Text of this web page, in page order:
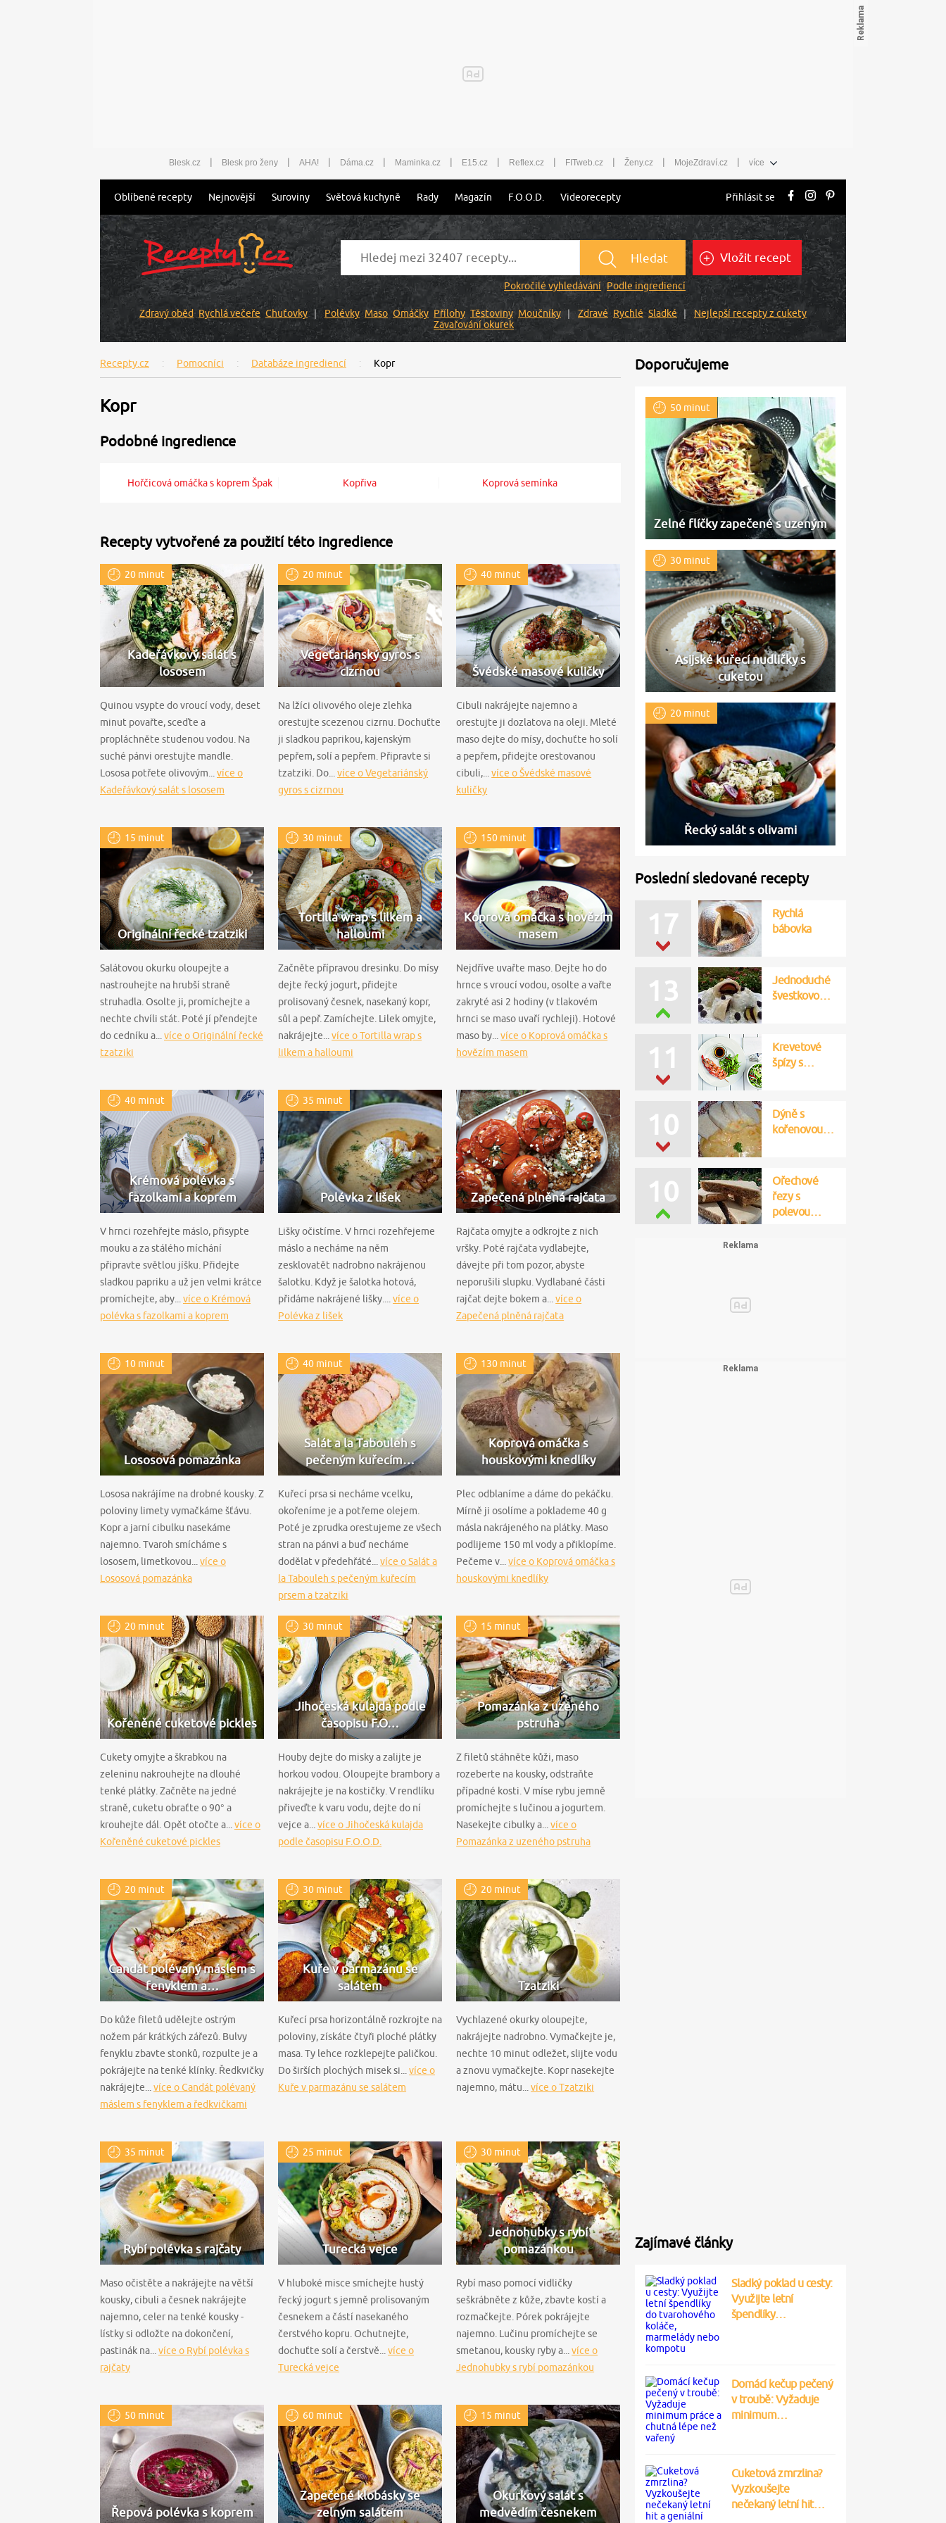
Blesk.cz | Blesk pro ženy | AHA! | Dáma.cz | Maminka.cz | E15.cz | Reflex.cz | FITweb.cz | Ženy.cz | MojeZdraví.cz | více
Oblíbené recepty Nejnovější Suroviny Světová kuchyně Rady Magazín F.O.O.D. Videorecepty Přihlásit se
Hledat
Pokročilé vyhledávání Podle ingrediencí
Vložit recept
Zdravý oběd Rychlá večeře Chuťovky Polévky Maso Omáčky Přílohy Těstoviny Moučníky Zdravé Rychlé Sladké
Nejlepší recepty z cukety
Zavařování okurek
Recepty.cz Pomocníci Databáze ingrediencí Kopr
Kopr
Podobné ingredience
Hořčicová omáčka s koprem Špak Kopřiva Koprová semínka
Recepty vytvořené za použití této ingredience
20 minut
Kadeřávkový salát s
lososem
Quinou vsypte do vroucí vody, deset
minut povařte, sceďte a
propláchněte studenou vodou. Na
suché pánvi orestujte mandle.
Lososa potřete olivovým... více o
Kadeřávkový salát s lososem
20 minut
Vegetariánský gyros s
cizrnou
Na lžíci olivového oleje zlehka
orestujte scezenou cizrnu. Dochuťte
ji sladkou paprikou, kajenským
pepřem, solí a pepřem. Připravte si
tzatziki. Do...více o Vegetariánský
gyros s cizrnou
40 minut
Švédské masové kuličky
Cibuli nakrájejte najemno a
orestujte ji dozlatova na oleji. Mleté
maso dejte do mísy, dochuťte ho solí
a pepřem, přidejte orestovanou
cibuli,...více o Švédské masové
kuličky
15 minut
Originální řecké tzatziki
Salátovou okurku oloupejte a
nastrouhejte na hrubší straně
struhadla. Osolte ji, promíchejte a
nechte chvíli stát. Poté jí přendejte
do cedníku a... více o Originální řecké
tzatziki
30 minut
Tortilla wrap s lilkem a
halloumi
Začněte přípravou dresinku. Do mísy
dejte řecký jogurt, přidejte
prolisovaný česnek, nasekaný kopr,
sůl a pepř. Zamíchejte. Lilek omyjte,
nakrájejte...více o Tortilla wrap s
lilkem a halloumi
150 minut
Koprová omáčka s hovězím
masem
Nejdříve uvařte maso. Dejte ho do
hrnce s vroucí vodou, osolte a vařte
zakryté asi 2 hodiny (v tlakovém
hrnci se maso uvaří rychleji). Hotové
maso by...více o Koprová omáčka s
hovězím masem
40 minut
Krémová polévka s
fazolkami a koprem
V hrnci rozehřejte máslo, přisypte
mouku a za stálého míchání
připravte světlou jíšku. Přidejte
sladkou papriku a už jen velmi krátce
promíchejte, aby... více o Krémová
polévka s fazolkami a koprem
35 minut
Polévka z lišek
Lišky očistíme. V hrnci rozehřejeme
máslo a necháme na něm
zesklovatět nadrobno nakrájenou
šalotku. Když je šalotka hotová,
přidáme nakrájené lišky....více o
Polévka z lišek
Zapečená plněná rajčata
Rajčata omyjte a odkrojte z nich
vršky. Poté rajčata vydlabejte,
dávejte při tom pozor, abyste
neporušili slupku. Vydlabané části
rajčat dejte bokem a...více o
Zapečená plněná rajčata
10 minut
Lososová pomazánka
Lososa nakrájíme na drobné kousky. Z
poloviny limety vymačkáme šťávu.
Kopr a jarní cibulku nasekáme
najemno. Tvaroh smícháme s
lososem, limetkovou...více o
Lososová pomazánka
40 minut
Salát a la Tabouleh s
pečeným kuřecím…
Kuřecí prsa si necháme vcelku,
okořeníme je a potřeme olejem.
Poté je zprudka orestujeme ze všech
stran na pánvi a buď necháme
dodělat v předehřáté...více o Salát a
la Tabouleh s pečeným kuřecím
prsem a tzatziki
130 minut
Koprová omáčka s
houskovými knedlíky
Plec odblaníme a dáme do pekáčku.
Mírně ji osolíme a poklademe 40 g
másla nakrájeného na plátky. Maso
podlijeme 150 ml vody a přiklopíme.
Pečeme v...více o Koprová omáčka s
houskovými knedlíky
20 minut
Kořeněné cuketové pickles
Cukety omyjte a škrabkou na
zeleninu nakrouhejte na dlouhé
tenké plátky. Začněte na jedné
straně, cuketu obraťte o 90° a
krouhejte dál. Opět otočte a... více o
Kořeněné cuketové pickles
30 minut
Jihočeská kulajda podle
časopisu F.O…
Houby dejte do misky a zalijte je
horkou vodou. Oloupejte brambory a
nakrájejte je na kostičky. V rendlíku
přiveďte k varu vodu, dejte do ní
vejce a...více o Jihočeská kulajda
podle časopisu F.O.O.D.
15 minut
Pomazánka z uzeného
pstruha
Z filetů stáhněte kůži, maso
rozeberte na kousky, odstraňte
případné kosti. V míse rybu jemně
promíchejte s lučinou a jogurtem.
Nasekejte cibulky a...více o
Pomazánka z uzeného pstruha
20 minut
Candát polévaný máslem s
fenyklem a…
Do kůže filetů udělejte ostrým
nožem pár krátkých zářezů. Bulvy
fenyklu zbavte stonků, rozpulte je a
pokrájejte na tenké klínky. Ředkvičky
nakrájejte...více o Candát polévaný
máslem s fenyklem a ředkvičkami
30 minut
Kuře v parmazánu se
salátem
Kuřecí prsa horizontálně rozkrojte na
poloviny, získáte čtyři ploché plátky
masa. Ty lehce rozklepejte paličkou.
Do širších plochých misek si...více o
Kuře v parmazánu se salátem
20 minut
Tzatziki
Vychlazené okurky oloupejte,
nakrájejte nadrobno. Vymačkejte je,
nechte 10 minut odležet, slijte vodu
a znovu vymačkejte. Kopr nasekejte
najemno, mátu...více o Tzatziki
35 minut
Rybí polévka s rajčaty
Maso očistěte a nakrájejte na větší
kousky, cibuli a česnek nakrájejte
najemno, celer na tenké kousky -
lístky si odložte na dokončení,
pastinák na... více o Rybí polévka s
rajčaty
25 minut
Turecká vejce
V hluboké misce smíchejte hustý
řecký jogurt s jemně prolisovaným
česnekem a částí nasekaného
čerstvého kopru. Ochutnejte,
dochuťte solí a čerstvě...více o
Turecká vejce
30 minut
Jednohubky s rybí
pomazánkou
Rybí maso pomocí vidličky
seškrábněte z kůže, zbavte kostí a
rozmačkejte. Pórek pokrájejte
najemno. Lučinu promíchejte se
smetanou, kousky ryby a...více o
Jednohubky s rybí pomazánkou
50 minut
Řepová polévka s koprem
60 minut
Zapečené klobásky se
zelným salátem
15 minut
Okurkový salát s
medvědím česnekem
Doporučujeme
50 minut
Zelné flíčky zapečené s uzeným
30 minut
Asijské kuřecí nudličky s
cuketou
20 minut
Řecký salát s olivami
Poslední sledované recepty
17
Rychlá
bábovka
13
Jednoduché
švestkovo…
10
Ořechové
řezy s
polevou…
11
Krevetové
špízy s…
10
Dýně s
kořenovou…
Zajímavé články
Sladký poklad u cesty:
Využijte letní
špendlíky…
Domácí kečup pečený
v troubě: Vyžaduje
minimum…
Cuketová zmrzlina?
Vyzkoušejte
nečekaný letní hit…